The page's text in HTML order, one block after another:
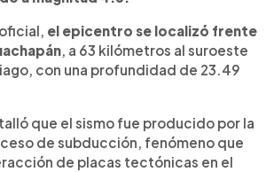
de tsunami. El sismo se suma a
reportados el domingo
de Usulután.
el epicentro se localizó frente
, a 63 kilómetros al suroeste
con una profundidad de 23.49
que el sismo fue producido por la
de subducción, fenómeno que
de placas tectónicas en el